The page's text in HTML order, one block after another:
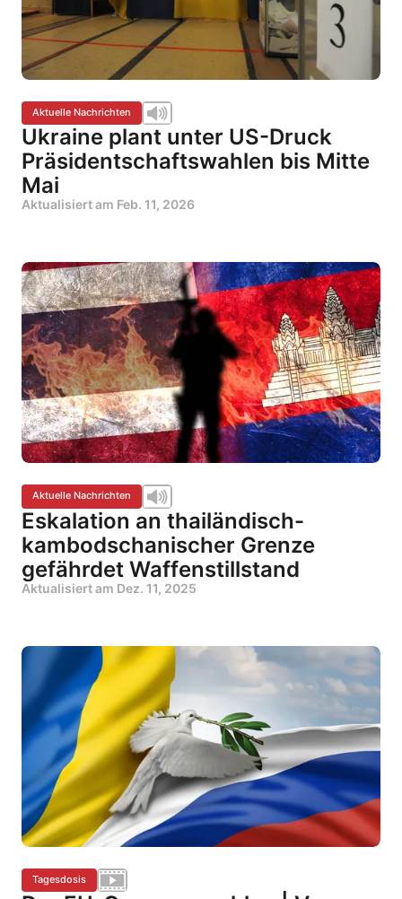
Aktuelle Nachrichten
Ukraine plant unter US-Druck
Präsidentschaftswahlen bis Mitte
Mai
Aktualisiert am Feb. 11, 2026
Aktuelle Nachrichten
Eskalation an thailändisch-
kambodschanischer Grenze
gefährdet Waffenstillstand
Aktualisiert am Dez. 11, 2025
Tagesdosis